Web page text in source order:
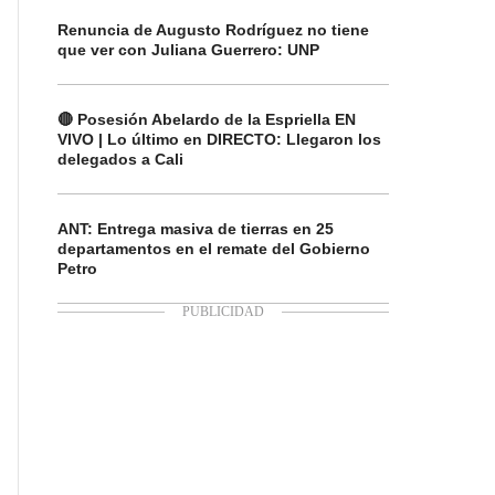
Renuncia de Augusto Rodríguez no tiene
que ver con Juliana Guerrero: UNP
🔴 Posesión Abelardo de la Espriella EN
VIVO | Lo último en DIRECTO: Llegaron los
delegados a Cali
ANT: Entrega masiva de tierras en 25
departamentos en el remate del Gobierno
Petro